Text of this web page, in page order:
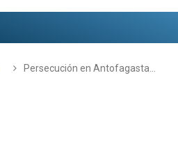
Persecución en Antofagasta…